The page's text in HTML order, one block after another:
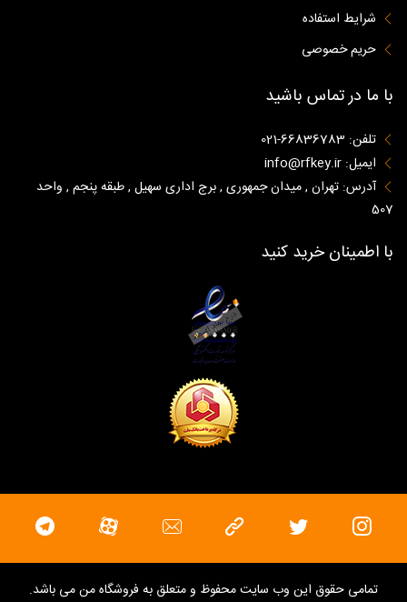
شرایط استفاده
حریم خصوصی
با ما در تماس باشید
تلفن: 66836783-021
ایمیل: info@rfkey.ir
آدرس: تهران , میدان جمهوری , برج اداری سهیل , طبقه پنجم , واحد
507
با اطمینان خرید کنید
تمامی حقوق این وب سایت محفوظ و متعلق به فروشگاه منمی باشد.